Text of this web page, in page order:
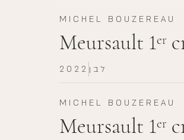
MICHEL BOUZEREAU
Meursault 1er
2022 לבן
MICHEL BOUZEREAU
Meursault 1er